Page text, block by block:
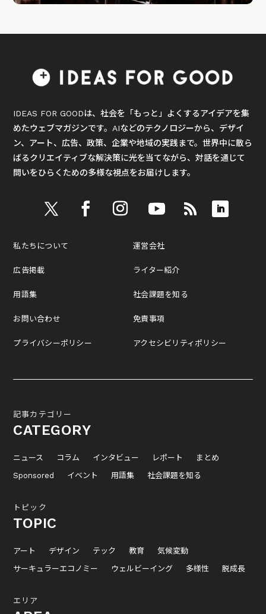
IDEAS FOR GOODは、社会を「もっと」よくするアイデアを集
めたウェブマガジンです。AIなどのテクノロジーから、デザイ
ン、アート、広告、政策、企業や地域の実践まで。世界中に散ら
ばるクリエイティブな解決策に光を当てながら、対話を通じて
問いをひらくための多様な視点をお届けします。
私たちについて
広告掲載
用語集
お問い合わせ
プライバシーポリシー
運営会社
ライター紹介
社会課題を知る
免責事項
アクセシビリティポリシー
記事カテゴリー
CATEGORY
ニュース コラム インタビュー レポート
まとめ
Sponsored
イベント 用語集 社会課題を知る
トピック
TOPIC
アート デザイン テック 教育
気候変動
サーキュラーエコノミー
ウェルビーイング 多様性 脱成長
エリア